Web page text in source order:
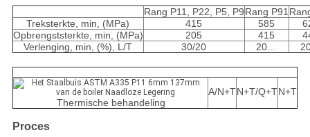
Rang P11, P22, P5, P9Rang P91
Treksterkte, min, (MPa)
415 585
Opbrengststerkte, min, (MPa)
205 415
Verlenging, min, (%), L/T
30/20 20…
Thermische behandeling
A/N+TN+T/Q+TN+T
Proces